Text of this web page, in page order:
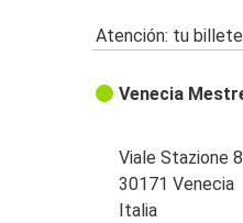
Atención: tu
Venecia
Viale Stazione
30171 Venecia
Italia